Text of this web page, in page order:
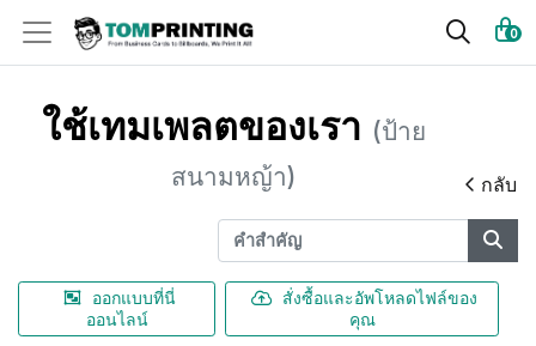
0
ใช้เทมเพลตของเรา (ป้าย
สนามหญ้า)
กลับ
ออกแบบที่นี่
ออนไลน์
สั่งซื้อและอัพโหลดไฟล์ของ
คุณ